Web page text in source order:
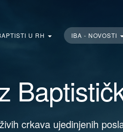
U RH IBA - NOVOSTI
crkava ujedinjenih